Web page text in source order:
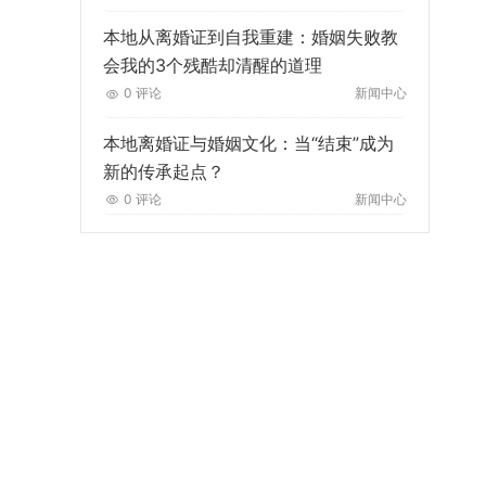
本地从离婚证到自我重建：婚姻失败教
会我的3个残酷却清醒的道理
0 评论 新闻中心
本地离婚证与婚姻文化：当“结束”成为
新的传承起点？
0 评论 新闻中心